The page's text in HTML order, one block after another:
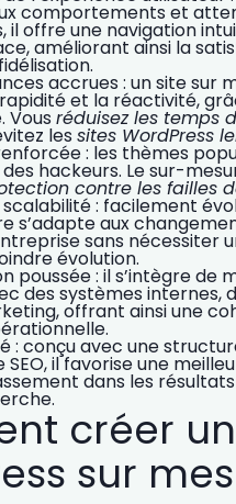
comportements et
il offre une navigation
améliorant ainsi la
accrues : un site sur
et la réactivité,
Vous réduisez les temps
les sites WordPress
: les thèmes
hackeurs. Le sur-
contre les failles
scalabilité: facilement
s’adapte aux
sans nécessiter
évolution.
poussée : il s’intègre de
des systèmes internes,
offrant ainsi une
: conçu avec une
SEO, il favorise une
dans les
créer
sur